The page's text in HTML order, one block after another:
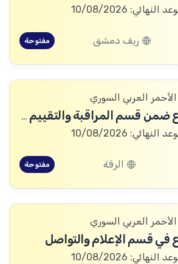
النهائي: 10/08/2026
ريف دمشق مفتوحة
الأحمر العربي السوري
متطوع ضمن قسم المراقبة والتقييم والتعلم (MEAL)
النهائي: 10/08/2026
الرقة مفتوحة
الأحمر العربي السوري
في قسم الإعلام والتواصل
النهائي: 10/08/2026